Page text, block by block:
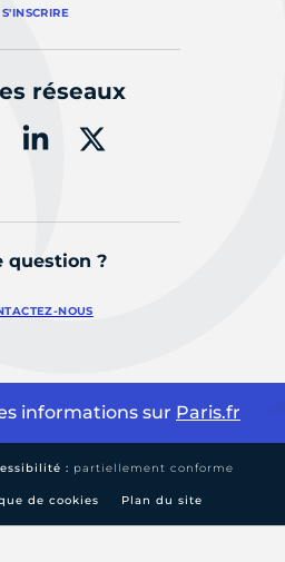
S'INSCRIRE
réseaux
question ?
NOUS
informations sur Paris.fr
: partiellement conforme
de cookies Plan du site